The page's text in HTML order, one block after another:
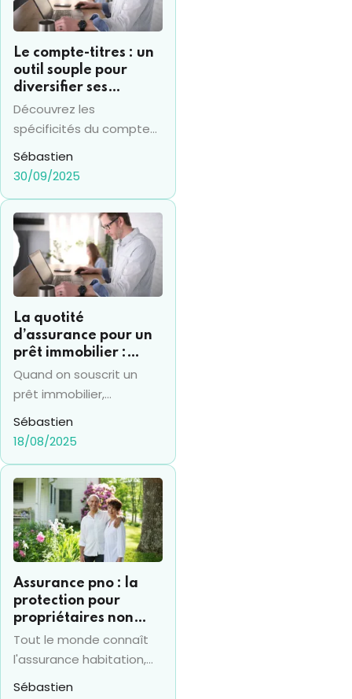
Le compte-titres : un
outil souple pour
diversifier ses
investissements
financiers
Découvrez les
spécificités du compte
titres en 2025 et sa
différence avec le PEA,
Sébastien
30/09/2025
La quotité
d’assurance pour un
prêt immobilier :
comment la calculer ?
Quand on souscrit un
prêt immobilier,
l'assurance emprunteur
occupe toujours une
place de premier choix
qui empruntent. Par
ailleurs, les
établissements
bancaires l'imposent
accorder un crédit. La
notion de “quotité
d'assurance” devient
alors particulièrement
intéressante quand
plusieurs emprunteurs
Sébastien
18/08/2025
Assurance pno : la
protection pour
propriétaires non
occupants
Tout le monde connaît
l'assurance habitation,
d'autant qu'elle est
Sébastien